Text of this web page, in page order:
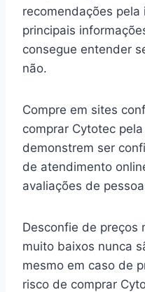
recomendações
principais
consegue entender
não.
Compre em sites
comprar Cytotec
demonstrem ser
de atendimento
avaliações de
Desconfie de preços
muito baixos nunca
mesmo em caso de
risco de comprar